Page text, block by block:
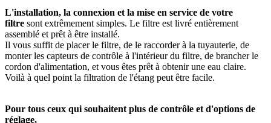
L'installation, la connexion et la mise en service de votre
filtre sont extrêmement simples. Le filtre est livré entièrement
assemblé et prêt à être installé.
Il vous suffit de placer le filtre, de le raccorder à la tuyauterie, de
monter les capteurs de contrôle à l'intérieur du filtre, de brancher le
cordon d'alimentation, et vous êtes prêt à obtenir une eau claire.
Voilà à quel point la filtration de l'étang peut être facile.
Pour tous ceux qui souhaitent plus de contrôle et d'options de
réglage,